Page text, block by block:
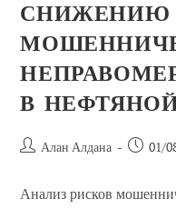
СНИЖЕНИЮ
В
АвторАлан Алдана 01/
Анализ рисков